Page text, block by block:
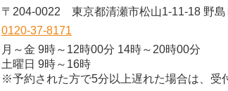
〒204-0022 東京都清瀬市松山1-11-18 野島
0120-37-8171
月～金 9時～12時00分 14時～20時00分
土曜日 9時～16時
※予約された方で5分以上遅れた場合は、受